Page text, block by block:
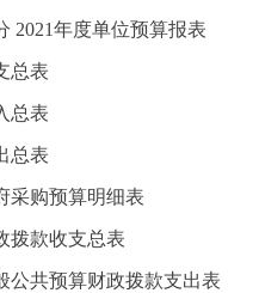
2021年度单位预算报表
总表
总表
总表
采购预算明细表
拨款收支总表
公共预算财政拨款支出表